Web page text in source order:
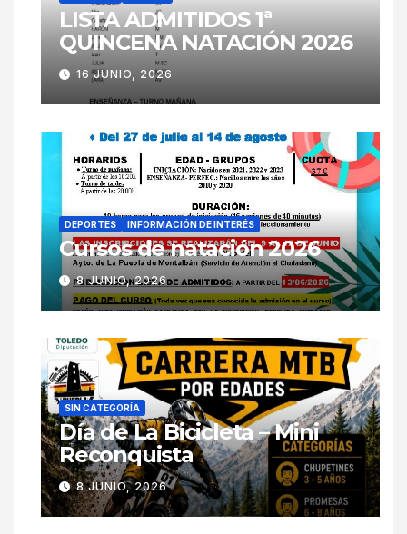
LISTA ADMITIDOS 1ª
QUINCENA NATACIÓN 2026
16 JUNIO, 2026
DEPORTES INFORMACIÓN DE INTERÉS
Cursos de natación 2026
8 JUNIO, 2026
SIN CATEGORÍA
Día de La Bicicleta – Mini
Reconquista
8 JUNIO, 2026